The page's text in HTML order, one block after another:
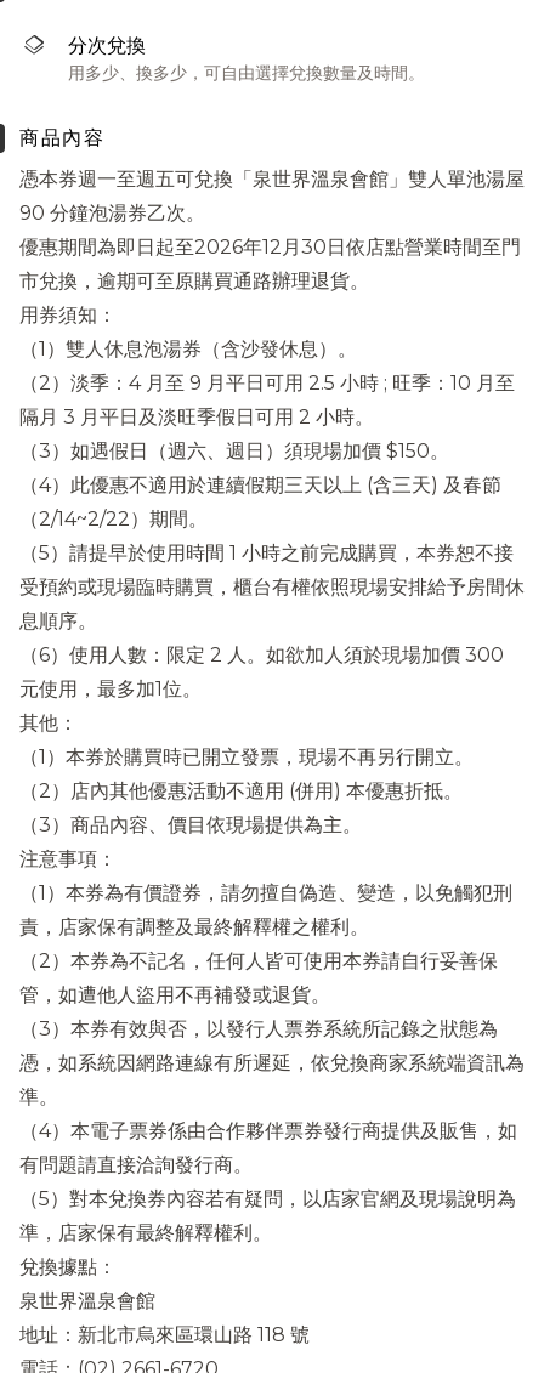
layers 分次兌換
用多少、換多少，可自由選擇兌換數量及時間。
商品內容
憑本券週一至週五可兌換「泉世界溫泉會館」雙人單池湯屋
90 分鐘泡湯券乙次。
優惠期間為即日起至2026年12月30日依店點營業時間至門
市兌換，逾期可至原購買通路辦理退貨。
用券須知：
（1）雙人休息泡湯券（含沙發休息）。
（2）淡季：4 月至 9 月平日可用 2.5 小時 ; 旺季：10 月至
隔月 3 月平日及淡旺季假日可用 2 小時。
（3）如遇假日（週六、週日）須現場加價 $150。
（4）此優惠不適用於連續假期三天以上 (含三天) 及春節
（2/14~2/22）期間。
（5）請提早於使用時間 1 小時之前完成購買，本券恕不接
受預約或現場臨時購買，櫃台有權依照現場安排給予房間休
息順序。
（6）使用人數：限定 2 人。如欲加人須於現場加價 300
元使用，最多加1位。
其他：
（1）本券於購買時已開立發票，現場不再另行開立。
（2）店內其他優惠活動不適用 (併用) 本優惠折抵。
（3）商品內容、價目依現場提供為主。
注意事項：
（1）本券為有價證券，請勿擅自偽造、變造，以免觸犯刑
責，店家保有調整及最終解釋權之權利。
（2）本券為不記名，任何人皆可使用本券請自行妥善保
管，如遭他人盜用不再補發或退貨。
（3）本券有效與否，以發行人票券系統所記錄之狀態為
憑，如系統因網路連線有所遲延，依兌換商家系統端資訊為
準。
（4）本電子票券係由合作夥伴票券發行商提供及販售，如
有問題請直接洽詢發行商。
（5）對本兌換券內容若有疑問，以店家官網及現場說明為
準，店家保有最終解釋權利。
兌換據點：
泉世界溫泉會館
地址：新北市烏來區環山路 118 號